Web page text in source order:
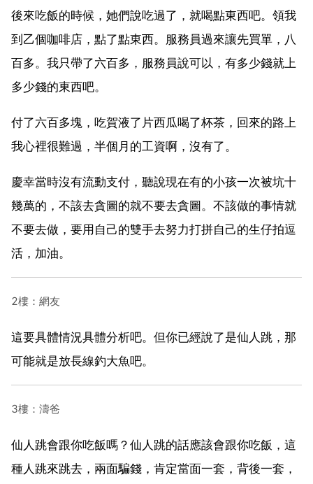
後來吃飯的時候，她們說吃過了，就喝點東西吧。領我
到乙個咖啡店，點了點東西。服務員過來讓先買單，八
百多。我只帶了六百多，服務員說可以，有多少錢就上
多少錢的東西吧。
付了六百多塊，吃賀液了片西瓜喝了杯茶，回來的路上
我心裡很難過，半個月的工資啊，沒有了。
慶幸當時沒有流動支付，聽說現在有的小孩一次被坑十
幾萬的，不該去貪圖的就不要去貪圖。不該做的事情就
不要去做，要用自己的雙手去努力打拼自己的生仔拍逗
活，加油。
2樓：網友
這要具體情況具體分析吧。但你已經說了是仙人跳，那
可能就是放長線釣大魚吧。
3樓：濤爸
仙人跳會跟你吃飯嗎？仙人跳的話應該會跟你吃飯，這
種人跳來跳去，兩面騙錢，肯定當面一套，背後一套，